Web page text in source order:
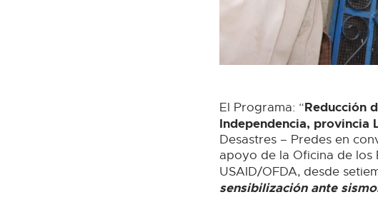
El Programa: “Reducción
Independencia, provincia
Desastres – Predes en
apoyo de la Oficina de los
USAID/OFDA, desde
sensibilización ante